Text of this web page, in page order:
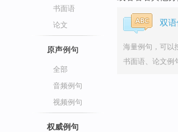
书面语
论文
原声例句
全部
音频例句
视频例句
权威例句
双
海量例句，可以
书面语、论文例